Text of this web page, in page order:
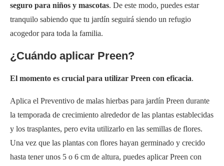
seguro para niños y mascotas. De este modo, puedes estar
tranquilo sabiendo que tu jardín seguirá siendo un refugio
acogedor para toda la familia.
¿Cuándo aplicar Preen?
El momento es crucial para utilizar Preen con eficacia.
Aplica el Preventivo de malas hierbas para jardín Preen durante
la temporada de crecimiento alrededor de las plantas establecidas
y los trasplantes, pero evita utilizarlo en las semillas de flores.
Una vez que las plantas con flores hayan germinado y crecido
hasta tener unos 5 o 6 cm de altura, puedes aplicar Preen con